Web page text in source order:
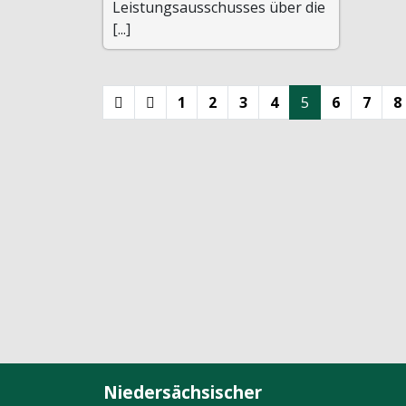
Leistungsausschusses über die
[...]
1 2 3 4 5 6 7 8
Niedersächsischer